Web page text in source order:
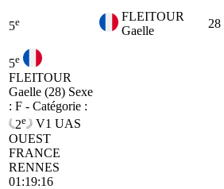
5e
FLEITOUR
Gaelle
28
5e
FLEITOUR
Gaelle (28) Sexe
: F - Catégorie :
2e V1 UAS
OUEST
FRANCE
RENNES
01:19:16